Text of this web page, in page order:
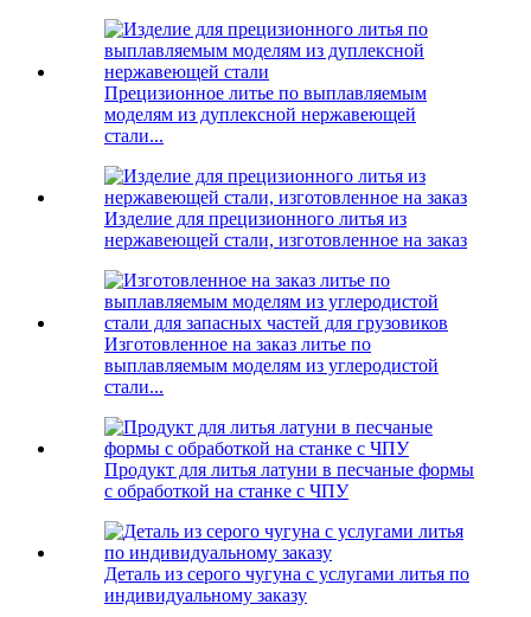
Прецизионное литье по выплавляемым
моделям из дуплексной нержавеющей
стали...
Изделие для прецизионного литья из
нержавеющей стали, изготовленное на заказ
Изготовленное на заказ литье по
выплавляемым моделям из углеродистой
стали...
Продукт для литья латуни в песчаные формы
с обработкой на станке с ЧПУ
Деталь из серого чугуна с услугами литья по
индивидуальному заказу